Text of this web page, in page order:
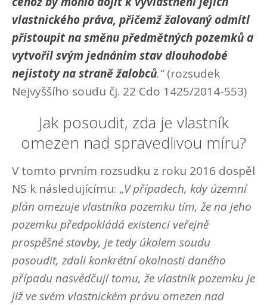
vlastnického práva, přičemž žalovaný odmítl
přistoupit na směnu předmětných pozemků a
vytvořil svým jednáním stav dlouhodobé
nejistoty na straně žalobců.“(rozsudek
Nejvyššího soudu čj. 22 Cdo 1425/2014-553)
Jak posoudit, zda je vlastník
omezen nad spravedlivou míru?
V tomto prvním rozsudku z roku 2016 dospěl
NS k následujícímu: „V případech, kdy územní
plán omezuje vlastníka pozemku tím, že na jeho
pozemku předpokládá existenci veřejně
prospěšné stavby, je tedy úkolem soudu
posoudit, zdali konkrétní okolnosti daného
případu nasvědčují tomu, že vlastník pozemku je
již ve svém vlastnickém právu omezen nad